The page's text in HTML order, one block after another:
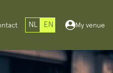
NL EN My venue